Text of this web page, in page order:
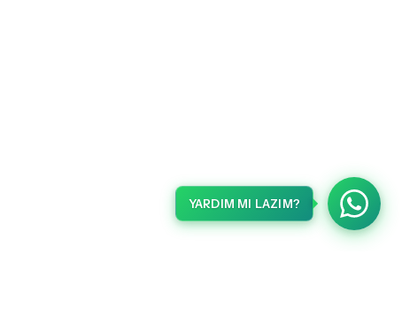
YARDIM MI LAZIM?